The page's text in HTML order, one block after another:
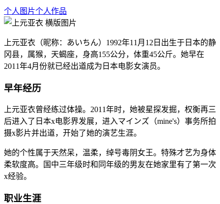
个人图片个人作品
上元亚衣（昵称：あいちん）1992年11月12日出生于日本的静
冈县，属猴，天蝎座，身高155公分，体重45公斤。她早在
2011年4月份就已经出道成为日本电影女演员。
早年经历
上元亚衣曾经练过体操。2011年时，她被星探发掘，权衡再三
后进入了日本x电影界发展，进入マインズ（mine's）事务所拍
摄x影片并出道，开始了她的演艺生涯。
她的个性属于天然呆，温柔，绰号毒阴女王。特殊才艺为身体
柔软度高。国中三年级时和同年级的男友在她家里有了第一次
x经验。
职业生涯